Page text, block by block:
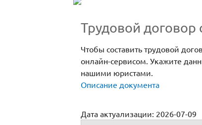
Трудовой договор
Чтобы составить трудовой
онлайн-сервисом. Укажите
нашими юристами.
Описание документа
Дата актуализации: 2026-07-09